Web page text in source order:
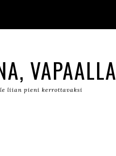
VAPAALLA
liian pieni kerrottavaksi